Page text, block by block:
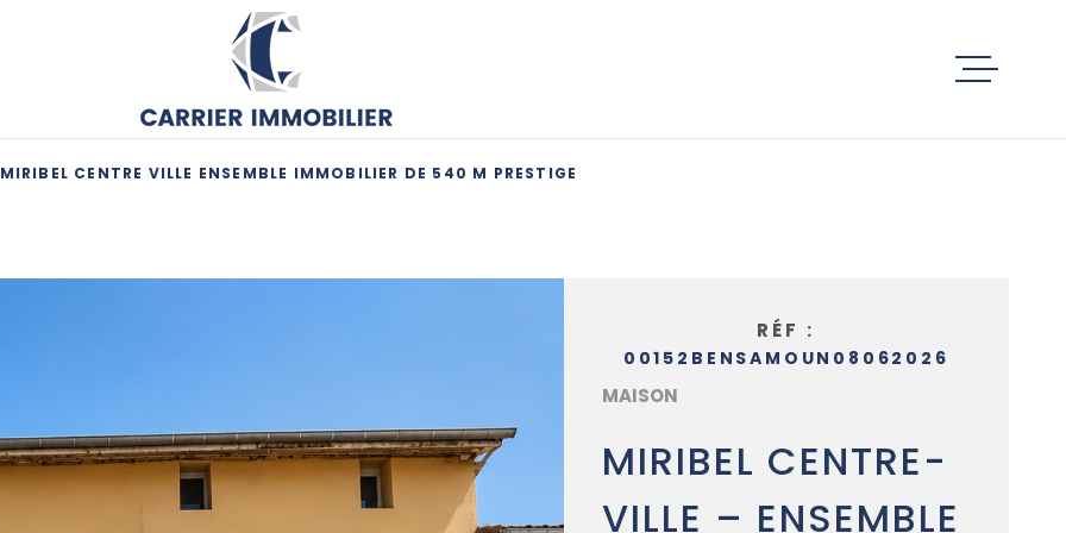
ACCUEIL
MIRIBEL CENTRE VILLE ENSEMBLE IMMOBILIER DE 540 M PRESTIGE
RÉF :
00152BENSAMOUN08062026
MAISON
MIRIBEL CENTRE-
VILLE – ENSEMBLE